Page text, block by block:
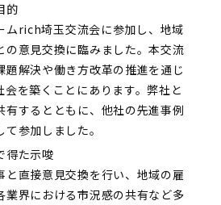
的
ムrich埼玉交流会に参加し、地域
の意見交換に臨みました。本交流
題解決や働き方改革の推進を通じ
会を築くことにあります。弊社と
有するとともに、他社の先進事例
参加しました。
得た示唆
と直接意見交換を行い、地域の雇
業界における市況感の共有など多